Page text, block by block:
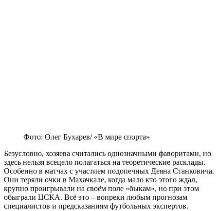
Фото: Олег Бухарев/ «В мире спорта»
Безусловно, хозяева считались однозначными фаворитами, но
здесь нельзя всецело полагаться на теоретические расклады.
Особенно в матчах с участием подопечных Деяна Станковича.
Они теряли очки в Махачкале, когда мало кто этого ждал,
крупно проигрывали на своём поле «быкам», но при этом
обыграли ЦСКА. Всё это – вопреки любым прогнозам
специалистов и предсказаниям футбольных экспертов.